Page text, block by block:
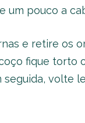
um pouco a
e retire os
fique torto
seguida, volte